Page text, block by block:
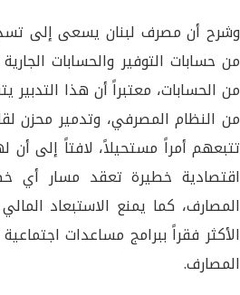
من الحسابات، معتبراً أن هذا التدبير
من النظام المصرفي، وتدمير محزن
تتبعهم أمراً مستحيلاً، لافتاً إلى أن
اقتصادية خطيرة تعقد مسار أي
المصارف، كما يمنع الاستبعاد
الأكثر فقراً ببرامج مساعدات
المصارف.